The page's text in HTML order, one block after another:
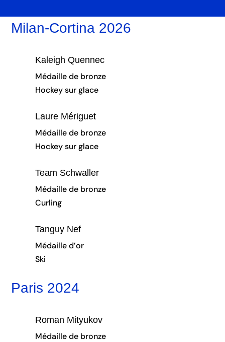
Milan-Cortina 2026
Kaleigh Quennec
Médaille de bronze
Hockey sur glace
Laure Mériguet
Médaille de bronze
Hockey sur glace
Team Schwaller
Médaille de bronze
Curling
Tanguy Nef
Médaille d’or
Ski
Paris 2024
Roman Mityukov
Médaille de bronze